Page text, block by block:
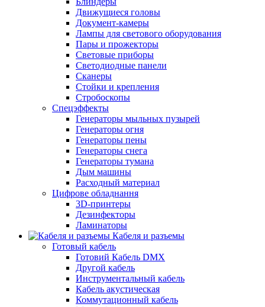
Движущиеся головы
Документ-камеры
Лампы для светового оборудования
Пары и прожекторы
Световые приборы
Светодиодные панели
Сканеры
Стойки и крепления
Стробоскопы
Спецэффекты
Генераторы мыльных пузырей
Генераторы огня
Генераторы пены
Генераторы снега
Генераторы тумана
Дым машины
Расходный материал
Цифрове обладнання
3D-принтеры
Дезинфекторы
Ламинаторы
Кабеля и разъемы
Готовый кабель
Готовий Кабель DMX
Другой кабель
Инструментальный кабель
Кабель акустическая
Коммутационный кабель